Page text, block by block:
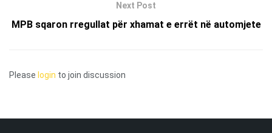
Next Post
MPB sqaron rregullat për xhamat e errët në automjete
Please login to join discussion